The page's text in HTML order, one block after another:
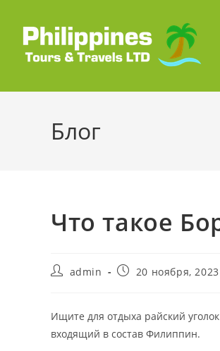
содержимому
Блог
Что такое
Авторadmin
Запись20 ноября, 2023
Ищите для отдыха райский
входящий в состав Филиппин.